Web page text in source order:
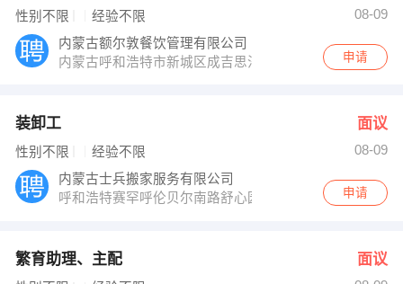
性别不限 经验不限
08-09
内蒙古额尔敦餐饮管理有限公司
内蒙古呼和浩特市新城区成吉思汗大街体育场东侧
申请
装卸工 面议
性别不限 经验不限
08-09
内蒙古士兵搬家服务有限公司
呼和浩特赛罕呼伦贝尔南路舒心园小区
申请
繁育助理、主配 面议